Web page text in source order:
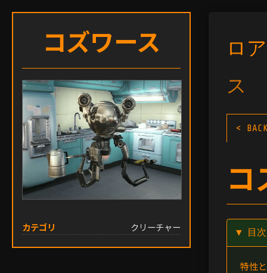
コズワース
カテゴリ クリーチャー
ロ
ス
<
コ
▼ 目
特性